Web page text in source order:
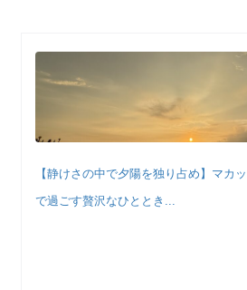
【静けさの中で夕陽を独り占め】マカ
で過ごす贅沢なひととき...